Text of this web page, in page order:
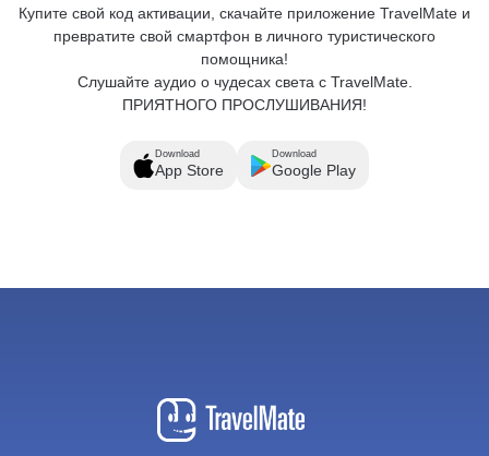
Купите свой код активации, скачайте приложение TravelMate и
превратите свой смартфон в личного туристического
помощника!
Слушайте аудио о чудесах света с TravelMate.
ПРИЯТНОГО ПРОСЛУШИВАНИЯ!
Download
App Store
Download
Google Play